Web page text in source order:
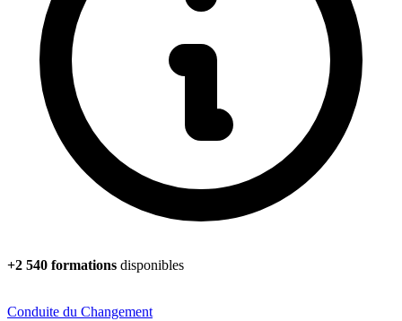
+2 540 formations disponibles
Conduite du Changement